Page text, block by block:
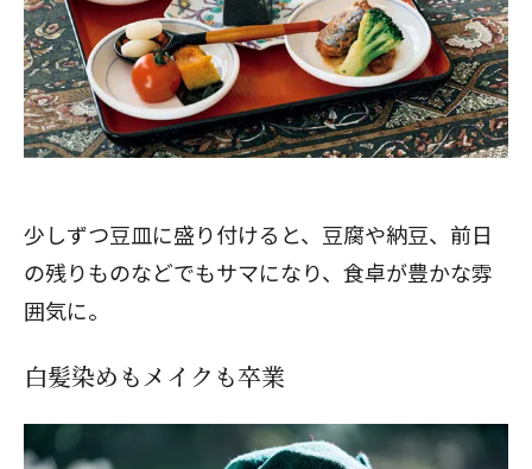
少しずつ豆皿に盛り付けると、豆腐や納豆、前日
の残りものなどでもサマになり、食卓が豊かな雰
囲気に。
白髪染めもメイクも卒業